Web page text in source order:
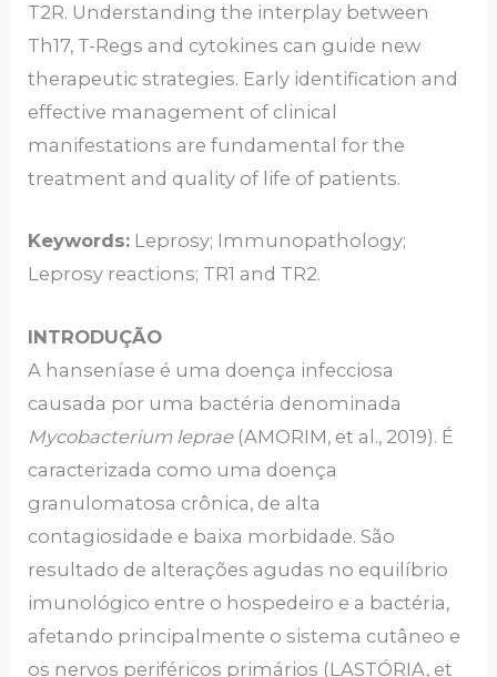
T2R. Understanding the interplay between
Th17, T-Regs and cytokines can guide new
therapeutic strategies. Early identification and
effective management of clinical
manifestations are fundamental for the
treatment and quality of life of patients.
Keywords: Leprosy; Immunopathology;
Leprosy reactions; TR1 and TR2.
INTRODUÇÃO
A hanseníase é uma doença infecciosa
causada por uma bactéria denominada
Mycobacterium leprae(AMORIM, et al., 2019). É
caracterizada como uma doença
granulomatosa crônica, de alta
contagiosidade e baixa morbidade. São
resultado de alterações agudas no equilíbrio
imunológico entre o hospedeiro e a bactéria,
afetando principalmente o sistema cutâneo e
os nervos periféricos primários (LASTÓRIA, et